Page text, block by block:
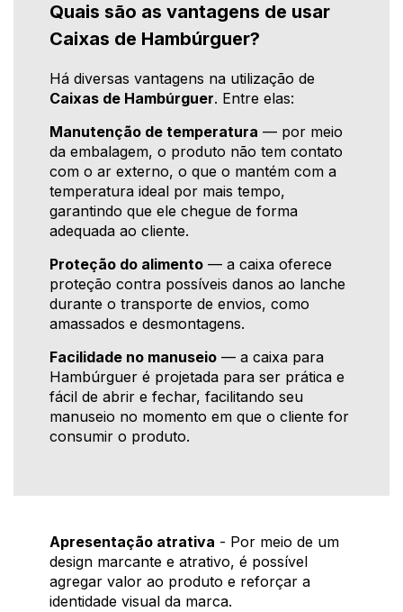
Quais são as vantagens de usar
Caixas de Hambúrguer?
Há diversas vantagens na utilização de
Caixas de Hambúrguer. Entre elas:
Manutenção de temperatura — por meio
da embalagem, o produto não tem contato
com o ar externo, o que o mantém com a
temperatura ideal por mais tempo,
garantindo que ele chegue de forma
adequada ao cliente.
Proteção do alimento — a caixa oferece
proteção contra possíveis danos ao lanche
durante o transporte de envios, como
amassados e desmontagens.
Facilidade no manuseio — a caixa para
Hambúrguer é projetada para ser prática e
fácil de abrir e fechar, facilitando seu
manuseio no momento em que o cliente for
consumir o produto.
Apresentação atrativa - Por meio de um
design marcante e atrativo, é possível
agregar valor ao produto e reforçar a
identidade visual da marca.